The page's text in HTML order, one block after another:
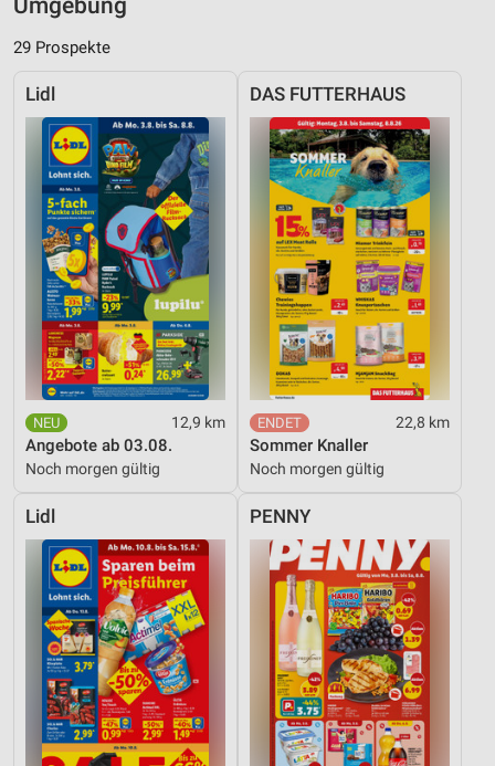
Umgebung
29 Prospekte
Lidl
12,9 km
Angebote ab 03.08.
Noch morgen gültig
DAS FUTTERHAUS
22,8 km
Sommer Knaller
Noch morgen gültig
Lidl PENNY